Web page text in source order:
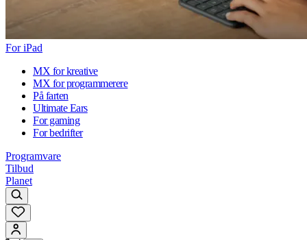
For iPad
MX for kreative
MX for programmerere
På farten
Ultimate Ears
For gaming
For bedrifter
Programvare
Tilbud
Planet